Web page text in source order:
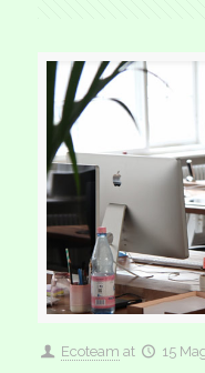
Ecoteam at 15